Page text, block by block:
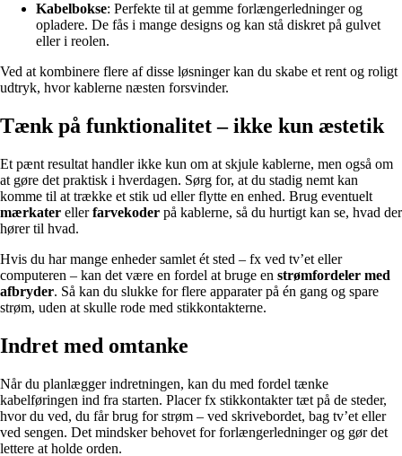
Kabelbokse: Perfekte til at gemme forlængerledninger og
opladere. De fås i mange designs og kan stå diskret på gulvet
eller i reolen.
Ved at kombinere flere af disse løsninger kan du skabe et rent og roligt
udtryk, hvor kablerne næsten forsvinder.
Tænk på funktionalitet – ikke kun æstetik
Et pænt resultat handler ikke kun om at skjule kablerne, men også om
at gøre det praktisk i hverdagen. Sørg for, at du stadig nemt kan
komme til at trække et stik ud eller flytte en enhed. Brug eventuelt
mærkater ellerfarvekoder på kablerne, så du hurtigt kan se, hvad der
hører til hvad.
Hvis du har mange enheder samlet ét sted – fx ved tv’et eller
computeren – kan det være en fordel at bruge en strømfordeler med
afbryder. Så kan du slukke for flere apparater på én gang og spare
strøm, uden at skulle rode med stikkontakterne.
Indret med omtanke
Når du planlægger indretningen, kan du med fordel tænke
kabelføringen ind fra starten. Placer fx stikkontakter tæt på de steder,
hvor du ved, du får brug for strøm – ved skrivebordet, bag tv’et eller
ved sengen. Det mindsker behovet for forlængerledninger og gør det
lettere at holde orden.